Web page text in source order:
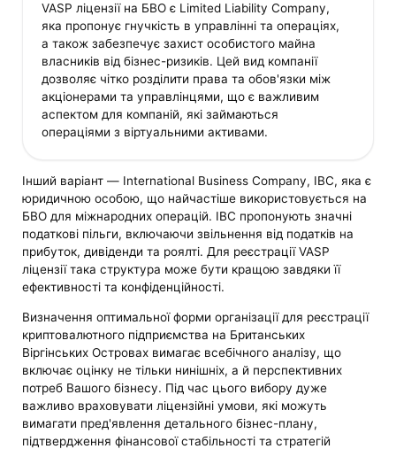
VASP ліцензії на БВО є Limited Liability Company,
яка пропонує гнучкість в управлінні та операціях,
а також забезпечує захист особистого майна
власників від бізнес-ризиків. Цей вид компанії
дозволяє чітко розділити права та обов'язки між
акціонерами та управлінцями, що є важливим
аспектом для компаній, які займаються
операціями з віртуальними активами.
Інший варіант — International Business Company, IBC, яка є
юридичною особою, що найчастіше використовується на
БВО для міжнародних операцій. IBC пропонують значні
податкові пільги, включаючи звільнення від податків на
прибуток, дивіденди та роялті. Для реєстрації VASP
ліцензії така структура може бути кращою завдяки її
ефективності та конфіденційності.
Визначення оптимальної форми організації для реєстрації
криптовалютного підприємства на Британських
Віргінських Островах вимагає всебічного аналізу, що
включає оцінку не тільки нинішніх, а й перспективних
потреб Вашого бізнесу. Під час цього вибору дуже
важливо враховувати ліцензійні умови, які можуть
вимагати пред'явлення детального бізнес-плану,
підтвердження фінансової стабільності та стратегій